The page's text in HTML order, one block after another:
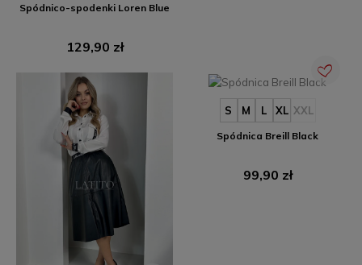
Spódnico-spodenki Loren Blue
129,90 złCena
S M L XL XXL
Spódnica Breill Black
99,90 złCena